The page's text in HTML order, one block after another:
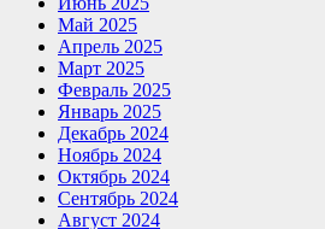
Май 2025
Апрель 2025
Март 2025
Февраль 2025
Январь 2025
Декабрь 2024
Ноябрь 2024
Октябрь 2024
Сентябрь 2024
Август 2024